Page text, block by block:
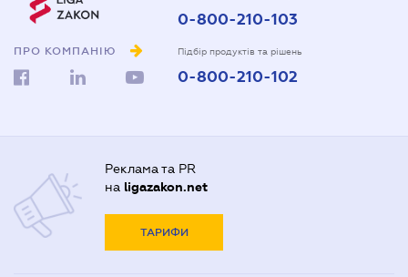
ПРО КОМПАНІЮ
0-800-210-103
Підбір продуктів та рішень
0-800-210-102
Реклама та PR
на ligazakon.net
ТАРИФИ